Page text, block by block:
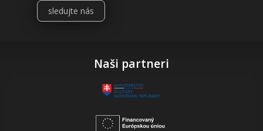
sledujte nás
Naši partneri